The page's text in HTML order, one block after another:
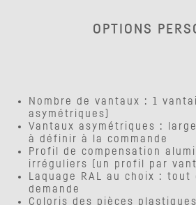
OPTIONS
Nombre de vantaux : 1
asymétriques)
Vantaux asymétriques :
à définir à la commande
Profil de compensation
irréguliers (un profil par
Laquage RAL au choix :
demande
Coloris des pièces